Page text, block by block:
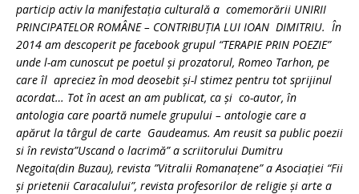
particip activ la manifestația culturală a comemorării UNIRII
PRINCIPATELOR ROMÂNE – CONTRIBUŢIA LUI IOAN DIMITRIU. În
2014 am descoperit pe facebook grupul “TERAPIE PRIN POEZIE”
unde l-am cunoscut pe poetul și prozatorul, Romeo Tarhon, pe
care îl apreciez în mod deosebit și-l stimez pentru tot sprijinul
acordat… Tot în acest an am publicat, ca și co-autor, în
antologia care poartă numele grupului – antologie care a
apărut la târgul de carte Gaudeamus. Am reusit sa public poezii
si în revista”Uscand o lacrimă” a scriitorului Dumitru
Negoita(din Buzau), revista ”Vitralii Romanațene” a Asociației “Fii
și prietenii Caracalului”, revista profesorilor de religie și arte a